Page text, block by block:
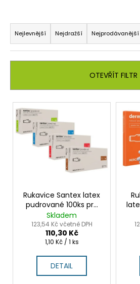
Ř
a
z
e
í
p
o
Nejlevnější Nejdražší Nejprodávanější
OTEVŘÍT FILTR
V
ý
p
Rukavice Santex latex
pudrované 100ks pro
zdravotnictví a úklid
Skladem
123,54 Kč včetně DPH
110,30 Kč
Měrná
1,10 Kč / 1 ks
DETAIL
p
o
r
j
e
m